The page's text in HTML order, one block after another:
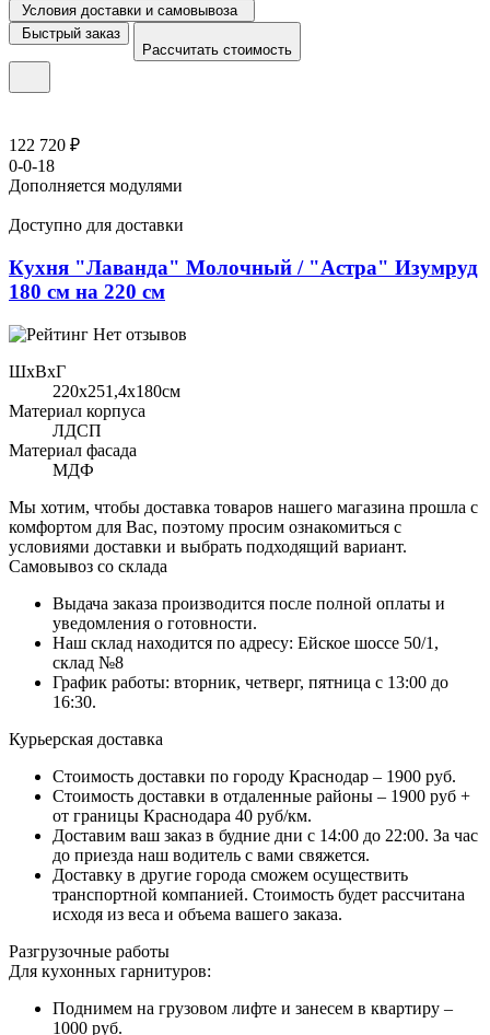
Условия доставки и самовывоза
Быстрый заказ
Рассчитать стоимость
122 720 ₽
0-0-18
Дополняется модулями
Доступно для доставки
Кухня "Лаванда" Молочный / "Астра" Изумруд
180 см на 220 см
Нет отзывов
ШхВхГ
220x251,4х180см
Материал корпуса
ЛДСП
Материал фасада
МДФ
Мы хотим, чтобы доставка товаров нашего магазина прошла с
комфортом для Вас, поэтому просим ознакомиться с
условиями доставки и выбрать подходящий вариант.
Самовывоз со склада
Выдача заказа производится после полной оплаты и
уведомления о готовности.
Наш склад находится по адресу: Ейское шоссе 50/1,
склад №8
График работы: вторник, четверг, пятница с 13:00 до
16:30.
Курьерская доставка
Стоимость доставки по городу Краснодар – 1900 руб.
Стоимость доставки в отдаленные районы – 1900 руб +
от границы Краснодара 40 руб/км.
Доставим ваш заказ в будние дни с 14:00 до 22:00. За час
до приезда наш водитель с вами свяжется.
Доставку в другие города сможем осуществить
транспортной компанией. Стоимость будет рассчитана
исходя из веса и объема вашего заказа.
Разгрузочные работы
Для кухонных гарнитуров:
Поднимем на грузовом лифте и занесем в квартиру –
1000 руб.